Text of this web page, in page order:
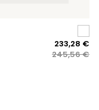
245,56€
233,28 €